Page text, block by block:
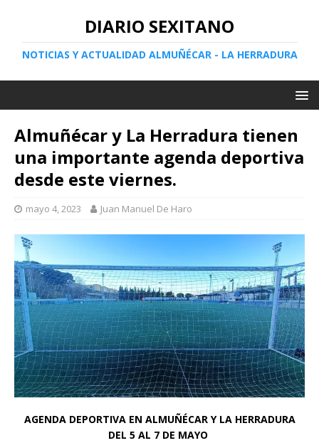
DIARIO SEXITANO
NOTICIAS Y ACTUALIDAD ALMUÑÉCAR - LA HERRADURA
Almuñécar y La Herradura tienen
una importante agenda deportiva
desde este viernes.
mayo 4, 2023 Juan Manuel De Haro
AGENDA DEPORTIVA EN ALMUÑÉCAR Y LA HERRADURA
DEL 5 AL 7 DE MAYO